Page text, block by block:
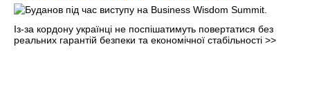
Із-за кордону українці не поспішатимуть повертатися без
реальних гарантій безпеки та економічної стабільності >>